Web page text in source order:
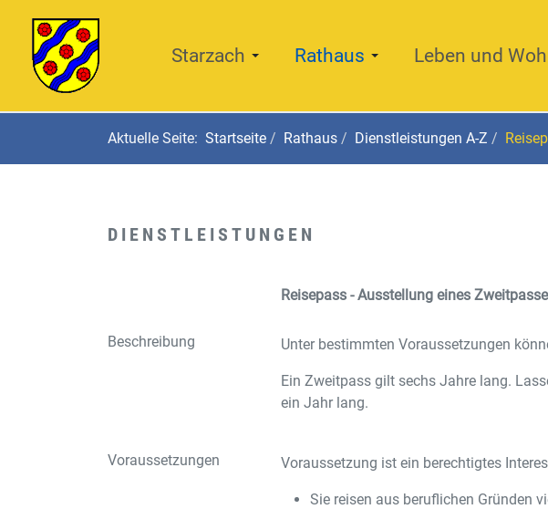
Starzach Rathaus Leben und
Aktuelle Seite: Startseite Rathaus Dienstleistungen A-Z
DIENSTLEISTUNGEN
Reisepass - Ausstellung eines
Beschreibung Unter bestimmten Voraussetzungen
Ein Zweitpass gilt sechs Jahre lang.
ein Jahr lang.
Voraussetzungen Voraussetzung ist ein berechtigtes
Sie reisen aus beruflichen Gründen